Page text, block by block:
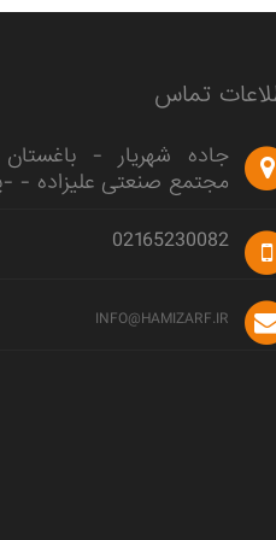
تماس
جاده شهریار -
مجتمع صنعتی علیزاده - -
02165230082
INFO@HAMIZARF.IR